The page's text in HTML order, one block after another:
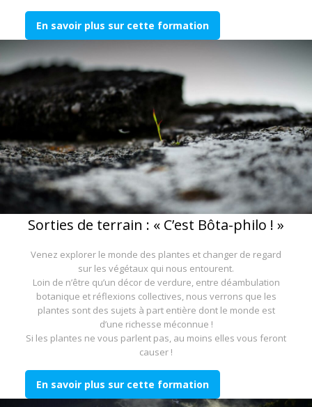
En savoir plus sur cette formation
Sorties de terrain : « C’est Bôta-philo ! »
Venez explorer le monde des plantes et changer de regard
sur les végétaux qui nous entourent.
Loin de n’être qu’un décor de verdure, entre déambulation
botanique et réflexions collectives, nous verrons que les
plantes sont des sujets à part entière dont le monde est
d’une richesse méconnue !
Si les plantes ne vous parlent pas, au moins elles vous feront
causer !
En savoir plus sur cette formation